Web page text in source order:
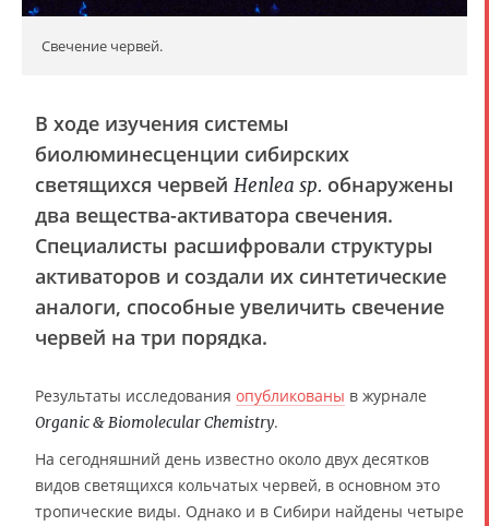
Свечение червей.
В ходе изучения системы
биолюминесценции сибирских
светящихся червей Henlea sp. обнаружены
два вещества-активатора свечения.
Специалисты расшифровали структуры
активаторов и создали их синтетические
аналоги, способные увеличить свечение
червей на три порядка.
Результаты исследования опубликованы в журнале
Organic & Biomolecular Chemistry.
На сегодняшний день известно около двух десятков
видов светящихся кольчатых червей, в основном это
тропические виды. Однако и в Сибири найдены четыре